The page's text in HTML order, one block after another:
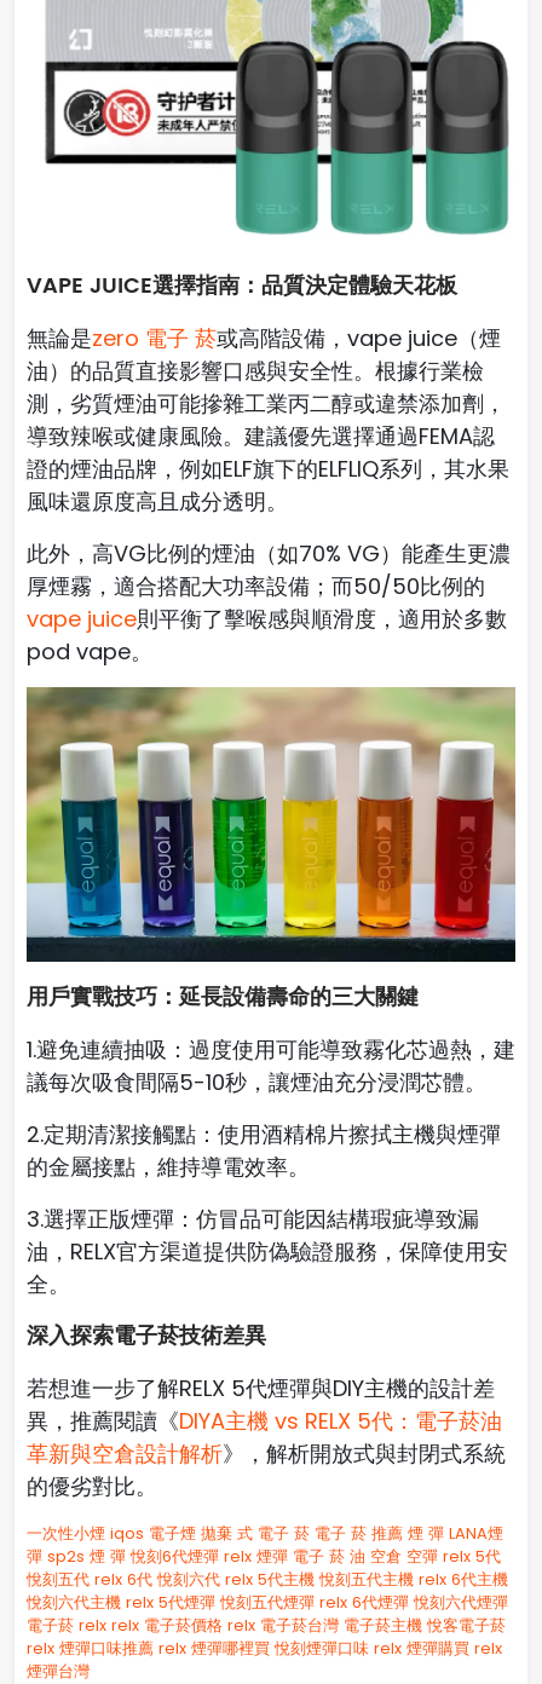
VAPE JUICE選擇指南：品質決定體驗天花板
無論是zero 電子 菸或高階設備，vape juice（煙
油）的品質直接影響口感與安全性。根據行業檢
測，劣質煙油可能摻雜工業丙二醇或違禁添加劑，
導致辣喉或健康風險。建議優先選擇通過FEMA認
證的煙油品牌，例如ELF旗下的ELFLIQ系列，其水果
風味還原度高且成分透明。
此外，高VG比例的煙油（如70% VG）能產生更濃
厚煙霧，適合搭配大功率設備；而50/50比例的
vape juice則平衡了擊喉感與順滑度，適用於多數
pod vape。
用戶實戰技巧：延長設備壽命的三大關鍵
1.避免連續抽吸：過度使用可能導致霧化芯過熱，建
議每次吸食間隔5-10秒，讓煙油充分浸潤芯體。
2.定期清潔接觸點：使用酒精棉片擦拭主機與煙彈
的金屬接點，維持導電效率。
3.選擇正版煙彈：仿冒品可能因結構瑕疵導致漏
油，RELX官方渠道提供防偽驗證服務，保障使用安
全。
深入探索電子菸技術差異
若想進一步了解RELX 5代煙彈與DIY主機的設計差
異，推薦閱讀《DIYA主機 vs RELX 5代：電子菸油
革新與空倉設計解析》，解析開放式與封閉式系統
的優劣對比。
一次性小煙 iqos 電子煙​ 拋棄 式 電子 菸​ 電子 菸 推薦 煙 彈 LANA煙
彈 sp2s 煙 彈​ 悅刻6代煙彈 relx 煙彈 電子 菸 油 空倉 空彈 relx 5代
悅刻五代 relx 6代 悅刻六代 relx 5代主機 悅刻五代主機 relx 6代主機
悅刻六代主機 relx 5代煙彈 悅刻五代煙彈 relx 6代煙彈 悅刻六代煙彈
電子菸 relx relx 電子菸價格 relx 電子菸台灣 電子菸主機 悅客電子菸
relx 煙彈口味推薦 relx 煙彈哪裡買 悅刻煙彈口味 relx 煙彈購買 relx
煙彈台灣